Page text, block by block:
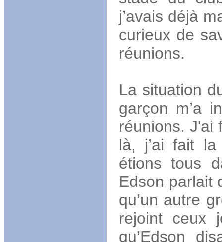
j’avais déjà
curieux de
réunions.
La situation
garçon m’a
réunions. J'ai
là, j’ai fait
étions tous
Edson parlait
qu’un autre
rejoint ceux
qu’Edson